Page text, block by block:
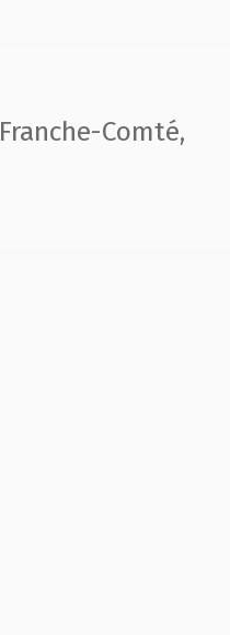
Franche-Comté,